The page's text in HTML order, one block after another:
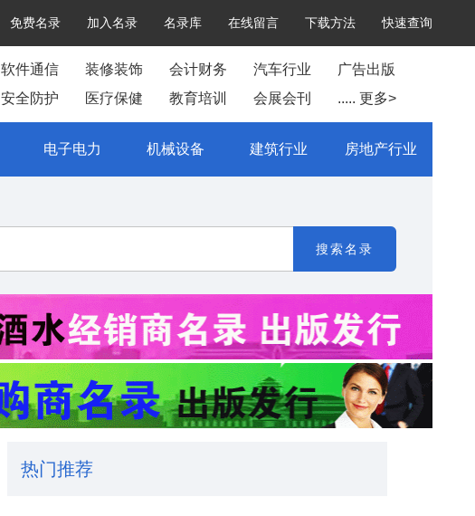
免费名录 加入名录 名录库 在线留言 下载方法 快速查询
软件通信 装修装饰 会计财务 汽车行业
广告出版
安全防护 医疗保健 教育培训 会展会刊 ..... 更多>
电子电力 机械设备 建筑行业 房地产行业
搜索名录
热门推荐